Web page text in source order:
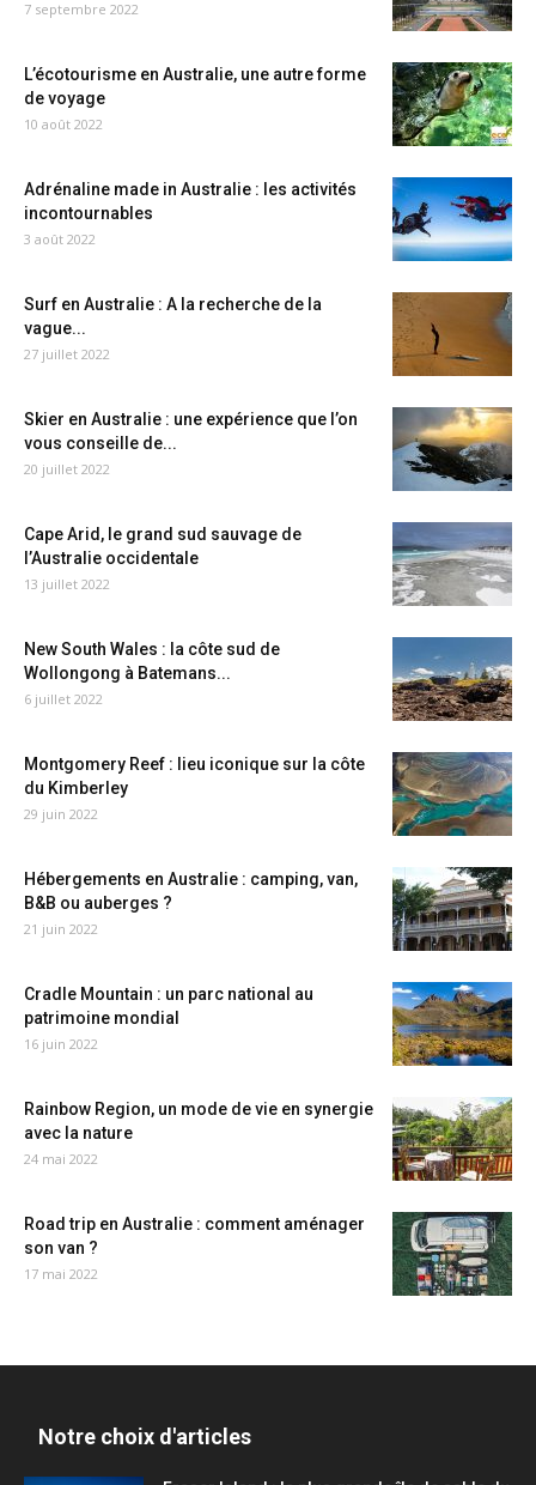
7 septembre 2022
L’écotourisme en Australie, une autre forme
de voyage
10 août 2022
Adrénaline made in Australie : les activités
incontournables
3 août 2022
Surf en Australie : A la recherche de la
vague...
27 juillet 2022
Skier en Australie : une expérience que l’on
vous conseille de...
20 juillet 2022
Cape Arid, le grand sud sauvage de
l’Australie occidentale
13 juillet 2022
New South Wales : la côte sud de
Wollongong à Batemans...
6 juillet 2022
Montgomery Reef : lieu iconique sur la côte
du Kimberley
29 juin 2022
Hébergements en Australie : camping, van,
B&B ou auberges ?
21 juin 2022
Cradle Mountain : un parc national au
patrimoine mondial
16 juin 2022
Rainbow Region, un mode de vie en synergie
avec la nature
24 mai 2022
Road trip en Australie : comment aménager
son van ?
17 mai 2022
Notre choix d'articles